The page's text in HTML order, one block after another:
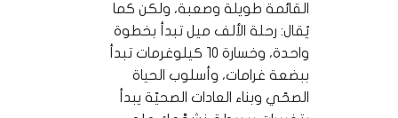
القائمة طويلة وصعبة، ولكن كما
يُقال: رحلة الألف ميل تبدأ بخطوة
واحدة، وخسارة 10 كيلوغرمات تبدأ
ببضعة غرامات، وأسلوب الحياة
الصحّي وبناء العادات الصحيّة يبدأ